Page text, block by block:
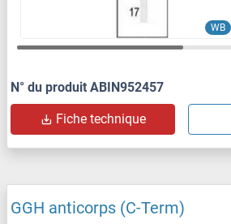
WB
N° du produit ABIN952457
Fiche technique
GGH anticorps (C-Term)